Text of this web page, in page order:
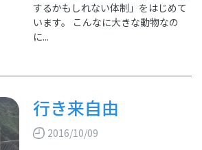
するかもしれない体制」をはじめて
います。 こんなに大きな動物なの
に...
行き来自由
2016/10/09